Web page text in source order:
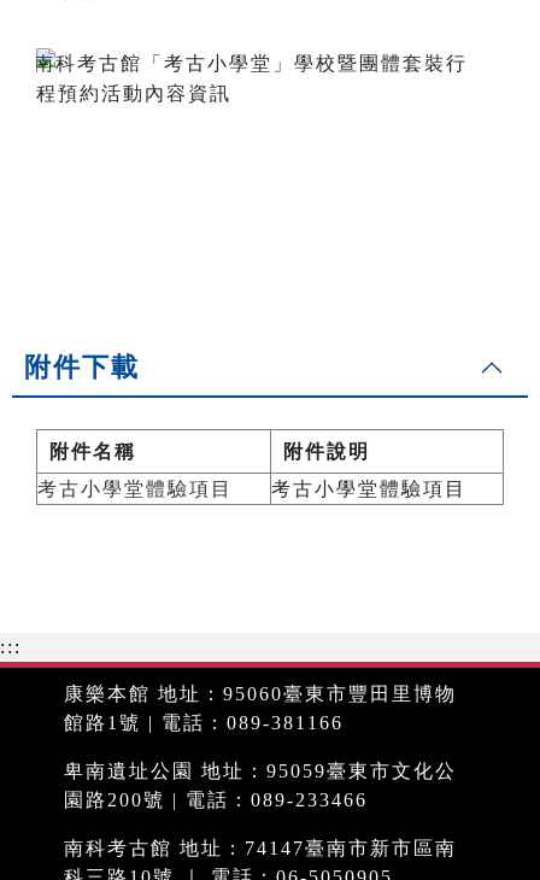
附件下載
附件名稱
附件說明
考古小學堂體驗項目
考古小學堂體驗項目
:::
康樂本館 地址：95060臺東市豐田里博物
館路1號 | 電話：089-381166
卑南遺址公園 地址：95059臺東市文化公
園路200號 | 電話：089-233466
南科考古館 地址：74147臺南市新市區南